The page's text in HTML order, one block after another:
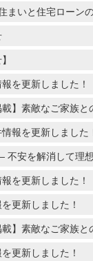
まいと住宅ローン
を更新しました！
載】素敵なご家族
報を更新しました
安を解消して理
を更新しました！
更新しました！
載】素敵なご家族
更新しました！